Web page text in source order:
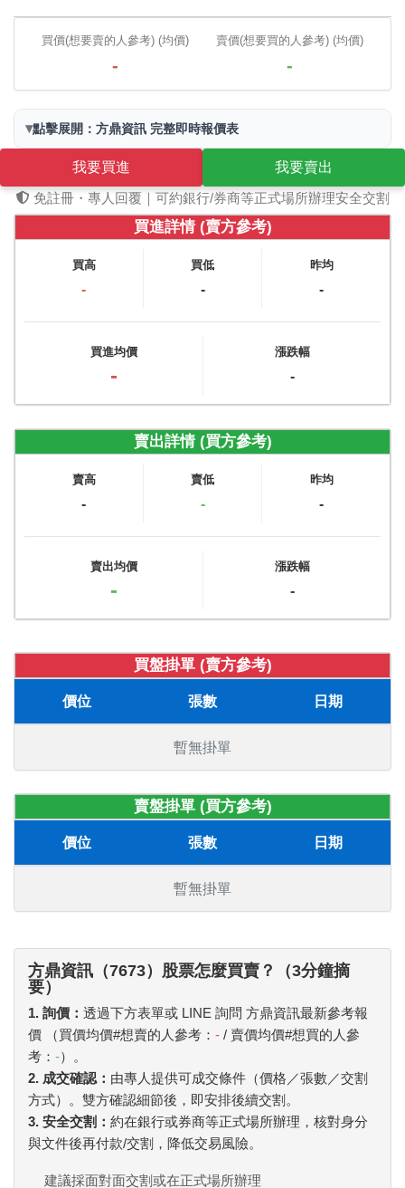
買價(想要賣的人參考) (均價)
-
賣價(想要買的人參考) (均價)
-
▾點擊展開：方鼎資訊 完整即時報價表
我要買進
我要賣出
免註冊・專人回覆｜可約銀行/券商等正式場所辦理安全交割
買進詳情 (賣方參考)
買高
-
買低
-
昨均
-
買進均價
-
漲跌幅
-
賣出詳情 (買方參考)
賣高
-
賣低
-
昨均
-
賣出均價
-
漲跌幅
-
買盤掛單 (賣方參考)
價位 張數 日期
暫無掛單
賣盤掛單 (買方參考)
價位 張數 日期
暫無掛單
方鼎資訊（7673）股票怎麼買賣？（3分鐘摘
要）
1. 詢價： 透過下方表單或 LINE 詢問 方鼎資訊最新參考報
價 （買價均價#想賣的人參考： - / 賣價均價#想買的人參
考： -）。
2. 成交確認： 由專人提供可成交條件（價格／張數／交割
方式）。雙方確認細節後，即安排後續交割。
3. 安全交割： 約在銀行或券商等正式場所辦理，核對身分
與文件後再付款/交割，降低交易風險。
建議採面對面交割或在正式場所辦理